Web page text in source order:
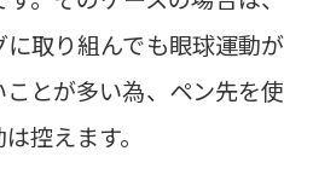
取り組んでも眼球運動が
とが多い為、ペン先を使
控えます。